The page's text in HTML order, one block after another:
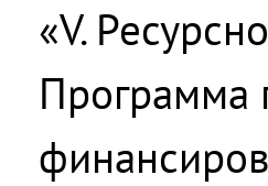
«V.
Программа